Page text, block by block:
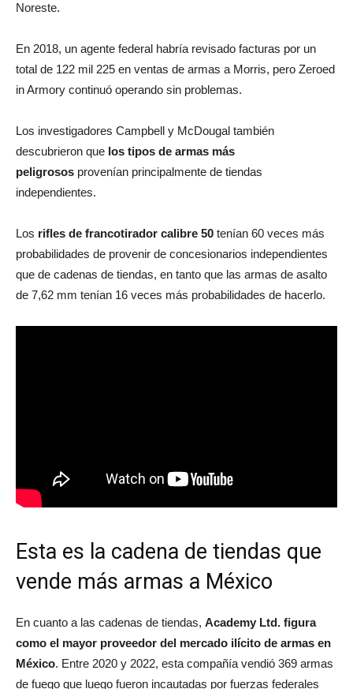
Noreste.
En 2018, un agente federal habría revisado facturas por un
total de 122 mil 225 en ventas de armas a Morris, pero Zeroed
in Armory continuó operando sin problemas.
Los investigadores Campbell y McDougal también
descubrieron que los tipos de armas más
peligrosos provenían principalmente de tiendas
independientes.
Los rifles de francotirador calibre 50 tenían 60 veces más
probabilidades de provenir de concesionarios independientes
que de cadenas de tiendas, en tanto que las armas de asalto
de 7,62 mm tenían 16 veces más probabilidades de hacerlo.
Esta es la cadena de tiendas que
vende más armas a México
En cuanto a las cadenas de tiendas, Academy Ltd. figura
como el mayor proveedor del mercado ilícito de armas en
México. Entre 2020 y 2022, esta compañía vendió 369 armas
de fuego que luego fueron incautadas por fuerzas federales